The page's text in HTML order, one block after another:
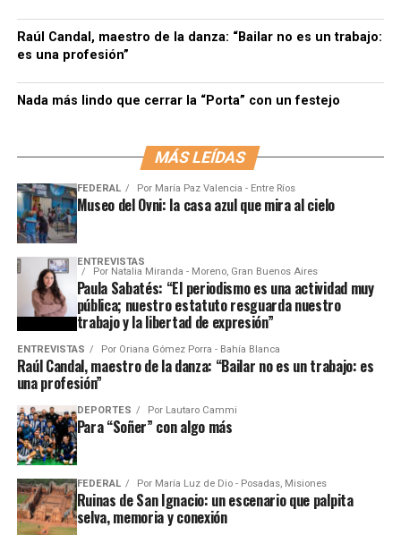
Raúl Candal, maestro de la danza: “Bailar no es un trabajo:
es una profesión”
Nada más lindo que cerrar la “Porta” con un festejo
MÁS LEÍDAS
FEDERAL Por María Paz Valencia - Entre Ríos
Museo del Ovni: la casa azul que mira al cielo
ENTREVISTAS
Por Natalia Miranda - Moreno, Gran Buenos Aires
Paula Sabatés: “El periodismo es una actividad muy
pública; nuestro estatuto resguarda nuestro
trabajo y la libertad de expresión”
ENTREVISTAS Por Oriana Gómez Porra - Bahía Blanca
Raúl Candal, maestro de la danza: “Bailar no es un trabajo: es
una profesión”
DEPORTES Por Lautaro Cammi
Para “Soñer” con algo más
FEDERAL Por María Luz de Dio - Posadas, Misiones
Ruinas de San Ignacio: un escenario que palpita
selva, memoria y conexión